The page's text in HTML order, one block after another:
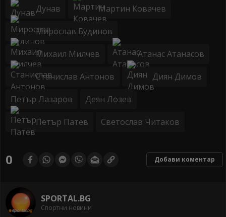
Дунав Мартин Ковачев
Мирослав Будинов
Михаил Милчев Атанас Атанасов
Станислав Антонов Диян Димов
Петър Лазаров Деян Лозев
Петър Патев Светослав Читаков
0 Добави коментар
SPORTAL.BG
Спортни новини